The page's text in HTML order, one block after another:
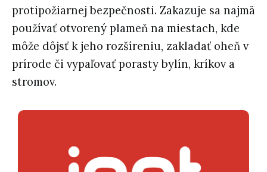
protipožiarnej bezpečnosti. Zakazuje sa najmä
používať otvorený plameň na miestach, kde
môže dôjsť k jeho rozšíreniu, zakladať oheň v
prírode či vypaľovať porasty bylín, kríkov a
stromov.